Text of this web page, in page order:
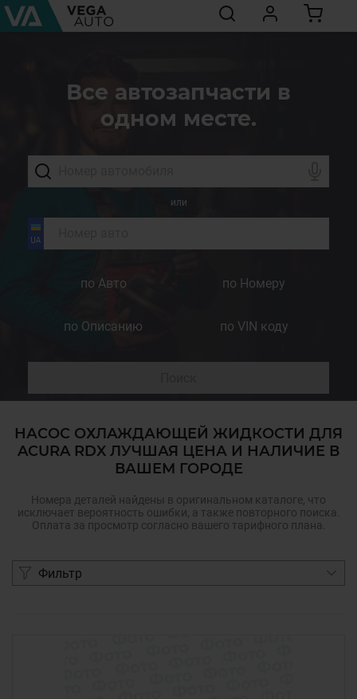
Все автозапчасти в
одном месте.
или
по Авто по Номеру
по Описанию по VIN коду
НАСОС ОХЛАЖДАЮЩЕЙ ЖИДКОСТИ ДЛЯ
ACURA RDX ЛУЧШАЯ ЦЕНА И НАЛИЧИЕ В
ВАШЕМ ГОРОДЕ
Номера деталей найдены в оригинальном каталоге, что
исключает вероятность ошибки, а также повторного поиска.
Оплата за просмотр согласно вашего тарифного плана.
Фильтр